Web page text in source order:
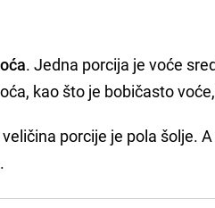
. Jedna porcija je voće
kao što je bobičasto
porcije je pola šolje.